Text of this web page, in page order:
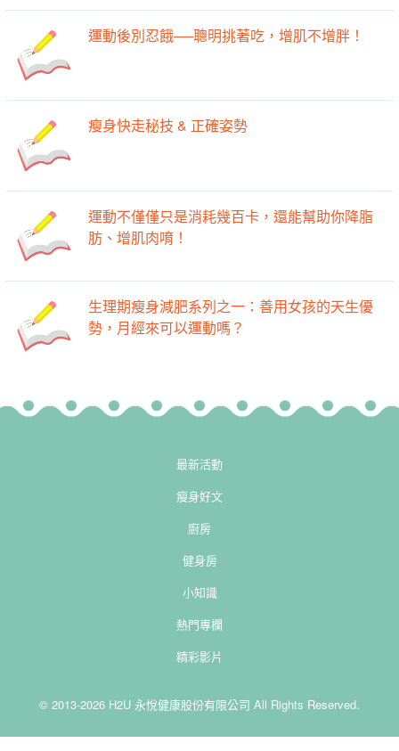
運動後別忍餓──聰明挑著吃，增肌不增胖！
瘦身快走秘技 & 正確姿勢
運動不僅僅只是消耗幾百卡，還能幫助你降脂
肪、增肌肉唷！
生理期瘦身減肥系列之一：善用女孩的天生優
勢，月經來可以運動嗎？
最新活動
瘦身好文
廚房
健身房
小知識
熱門專欄
精彩影片
© 2013-2026 H2U 永悅健康股份有限公司 All Rights Reserved.